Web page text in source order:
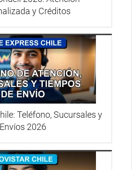
y Créditos
Teléfono, Sucursales y
Envíos 2026